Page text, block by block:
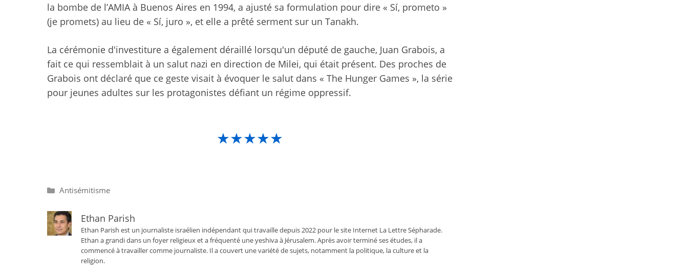
la bombe de l’AMIA à Buenos Aires en 1994, a ajusté sa formulation pour dire « Sí, prometo »
(je promets) au lieu de « Sí, juro », et elle a prêté serment sur un Tanakh.
La cérémonie d'investiture a également déraillé lorsqu'un député de gauche, Juan Grabois, a
fait ce qui ressemblait à un salut nazi en direction de Milei, qui était présent. Des proches de
Grabois ont déclaré que ce geste visait à évoquer le salut dans « The Hunger Games », la série
pour jeunes adultes sur les protagonistes défiant un régime oppressif.
★★★★★
Catégories
Antisémitisme
Ethan Parish
Ethan Parish est un journaliste israélien indépendant qui travaille depuis 2022 pour le site Internet La Lettre Sépharade.
Ethan a grandi dans un foyer religieux et a fréquenté une yeshiva à Jérusalem. Après avoir terminé ses études, il a
commencé à travailler comme journaliste. Il a couvert une variété de sujets, notamment la politique, la culture et la
religion.